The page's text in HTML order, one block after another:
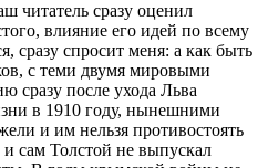
читатель сразу оценил
влияние его идей по всему
сразу спросит меня: а как быть
с теми двумя мировыми
сразу после ухода Льва
в 1910 году, нынешними
и им нельзя противостоять
сам Толстой не выпускал